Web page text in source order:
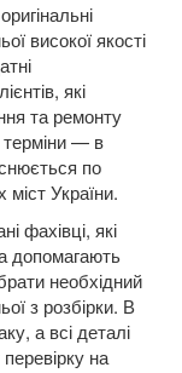
високої якості
які
та ремонту
терміни — в
по
міст України.
фахівці, які
допомагають
необхідний
з розбірки. В
а всі деталі
на